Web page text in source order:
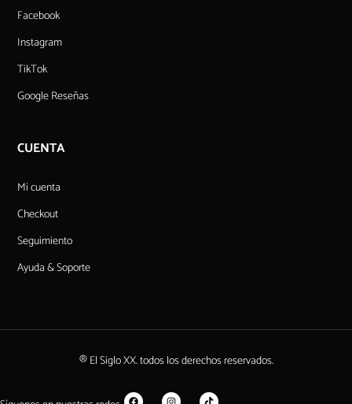
Facebook
Instagram
TikTok
Google Reseñas
CUENTA
Mi cuenta
Checkout
Seguimiento
Ayuda & Soporte
® El Siglo XX. todos los derechos reservados.